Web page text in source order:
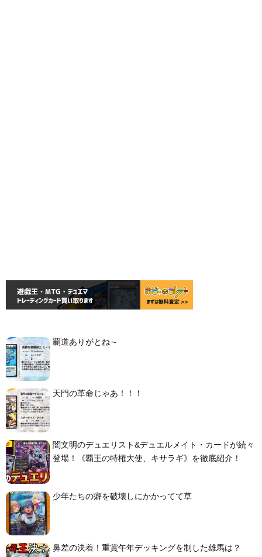
覇道ありがとね～
天門の革命じゃあ！！！
闇文明のデュエリスト&デュエルメイト・カードが続々
登場！《覇王の特権大使、キサラギ》を徹底紹介！
少年たちの癖を破壊しにかかってて草
鼻差の決着！重賞午年デッキングを制した雄馬は？